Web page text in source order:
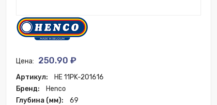
Цена: 250.90 ₽
Артикул:
HE 11PK-201616
Бренд:
Henco
Глубина (мм):
69